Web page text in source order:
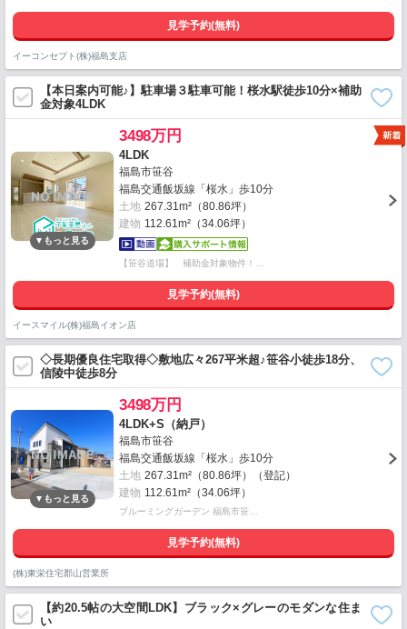
見学予約(無料)
イーコンセプト(株)福島支店
【本日案内可能♪】駐車場３駐車可能！桜水駅徒歩10分×補助
金対象4LDK
3498万円
4LDK
福島市笹谷
福島交通飯坂線「桜水」歩10分
土地 267.31m²（80.86坪）
建物 112.61m²（34.06坪）
【笹谷道場】 補助金対象物件！…
見学予約(無料)
イースマイル(株)福島イオン店
◇長期優良住宅取得◇敷地広々267平米超♪笹谷小徒歩18分、
信陵中徒歩8分
3498万円
4LDK+S（納戸）
福島市笹谷
福島交通飯坂線「桜水」歩10分
土地 267.31m²（80.86坪）（登記）
建物 112.61m²（34.06坪）
ブルーミングガーデン 福島市笹…
見学予約(無料)
(株)東栄住宅郡山営業所
【約20.5帖の大空間LDK】ブラック×グレーのモダンな住ま
い